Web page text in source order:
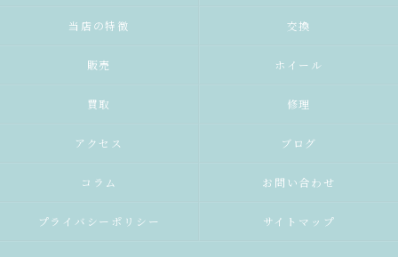
当店の特徴 交換
販売 ホイール
買取 修理
アクセス ブログ
コラム お問い合わせ
プライバシーポリシー サイトマップ